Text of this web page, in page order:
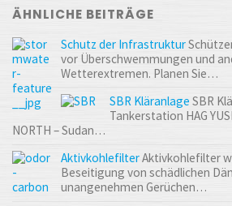
ÄHNLICHE BEITRÄGE
Schutz der Infrastruktur
vor Überschwemmungen und
Wetterextremen. Planen Sie…
SBR Kläranlage SBR
Tankerstation HAG
NORTH – Sudan…
AktivkohlefilterAktivkohlefilter
Beseitigung von schädlichen
unangenehmen Gerüchen…